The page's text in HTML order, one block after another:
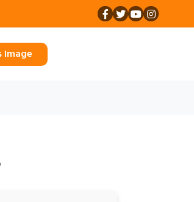
Events Image